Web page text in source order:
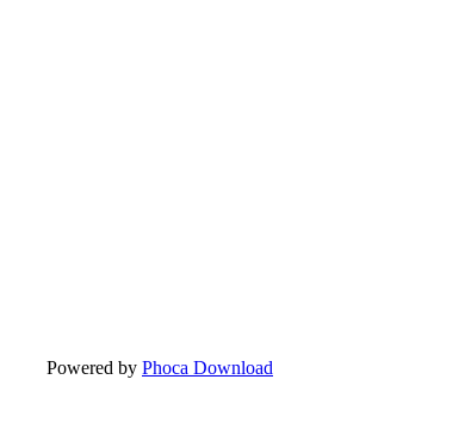
Powered by Phoca Download